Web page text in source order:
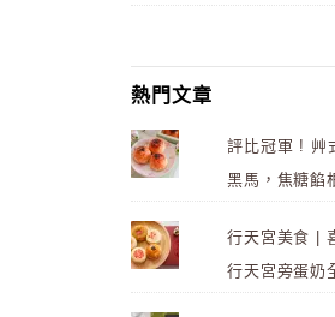
熱門文章
評比冠軍 ! 艸
黑馬，焦糖餡
行天宮美食 |
行天宮旁蛋奶